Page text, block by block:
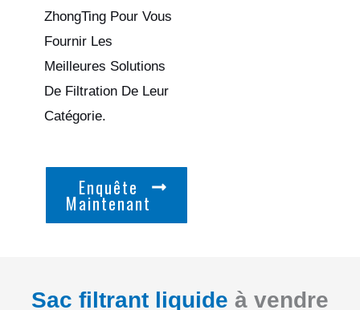
ZhongTing Pour Vous
Fournir Les
Meilleures Solutions
De Filtration De Leur
Catégorie.
Enquête
Maintenant
Sac filtrant liquide à vendre